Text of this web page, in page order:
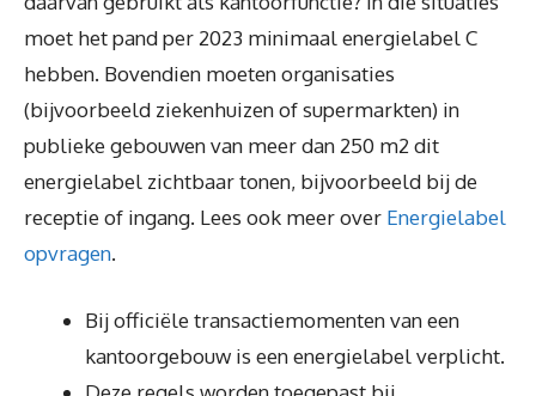
moet het pand per 2023 minimaal energielabel C
hebben. Bovendien moeten organisaties
(bijvoorbeeld ziekenhuizen of supermarkten) in
publieke gebouwen van meer dan 250 m2 dit
energielabel zichtbaar tonen, bijvoorbeeld bij de
receptie of ingang. Lees ook meer over Energielabel
opvragen.
Bij officiële transactiemomenten van een
kantoorgebouw is een energielabel verplicht.